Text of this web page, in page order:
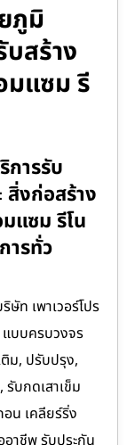
ภูมิ
บสร้าง
มแซม รี
การรับ
สิ่งก่อสร้าง
แซม รีโน
ารทั่ว
ท เพาเวอร์โปร
บบครบวงจร
ม, ปรับปรุง,
บกดเสาเข็ม
น เคลียร์ริ่ง